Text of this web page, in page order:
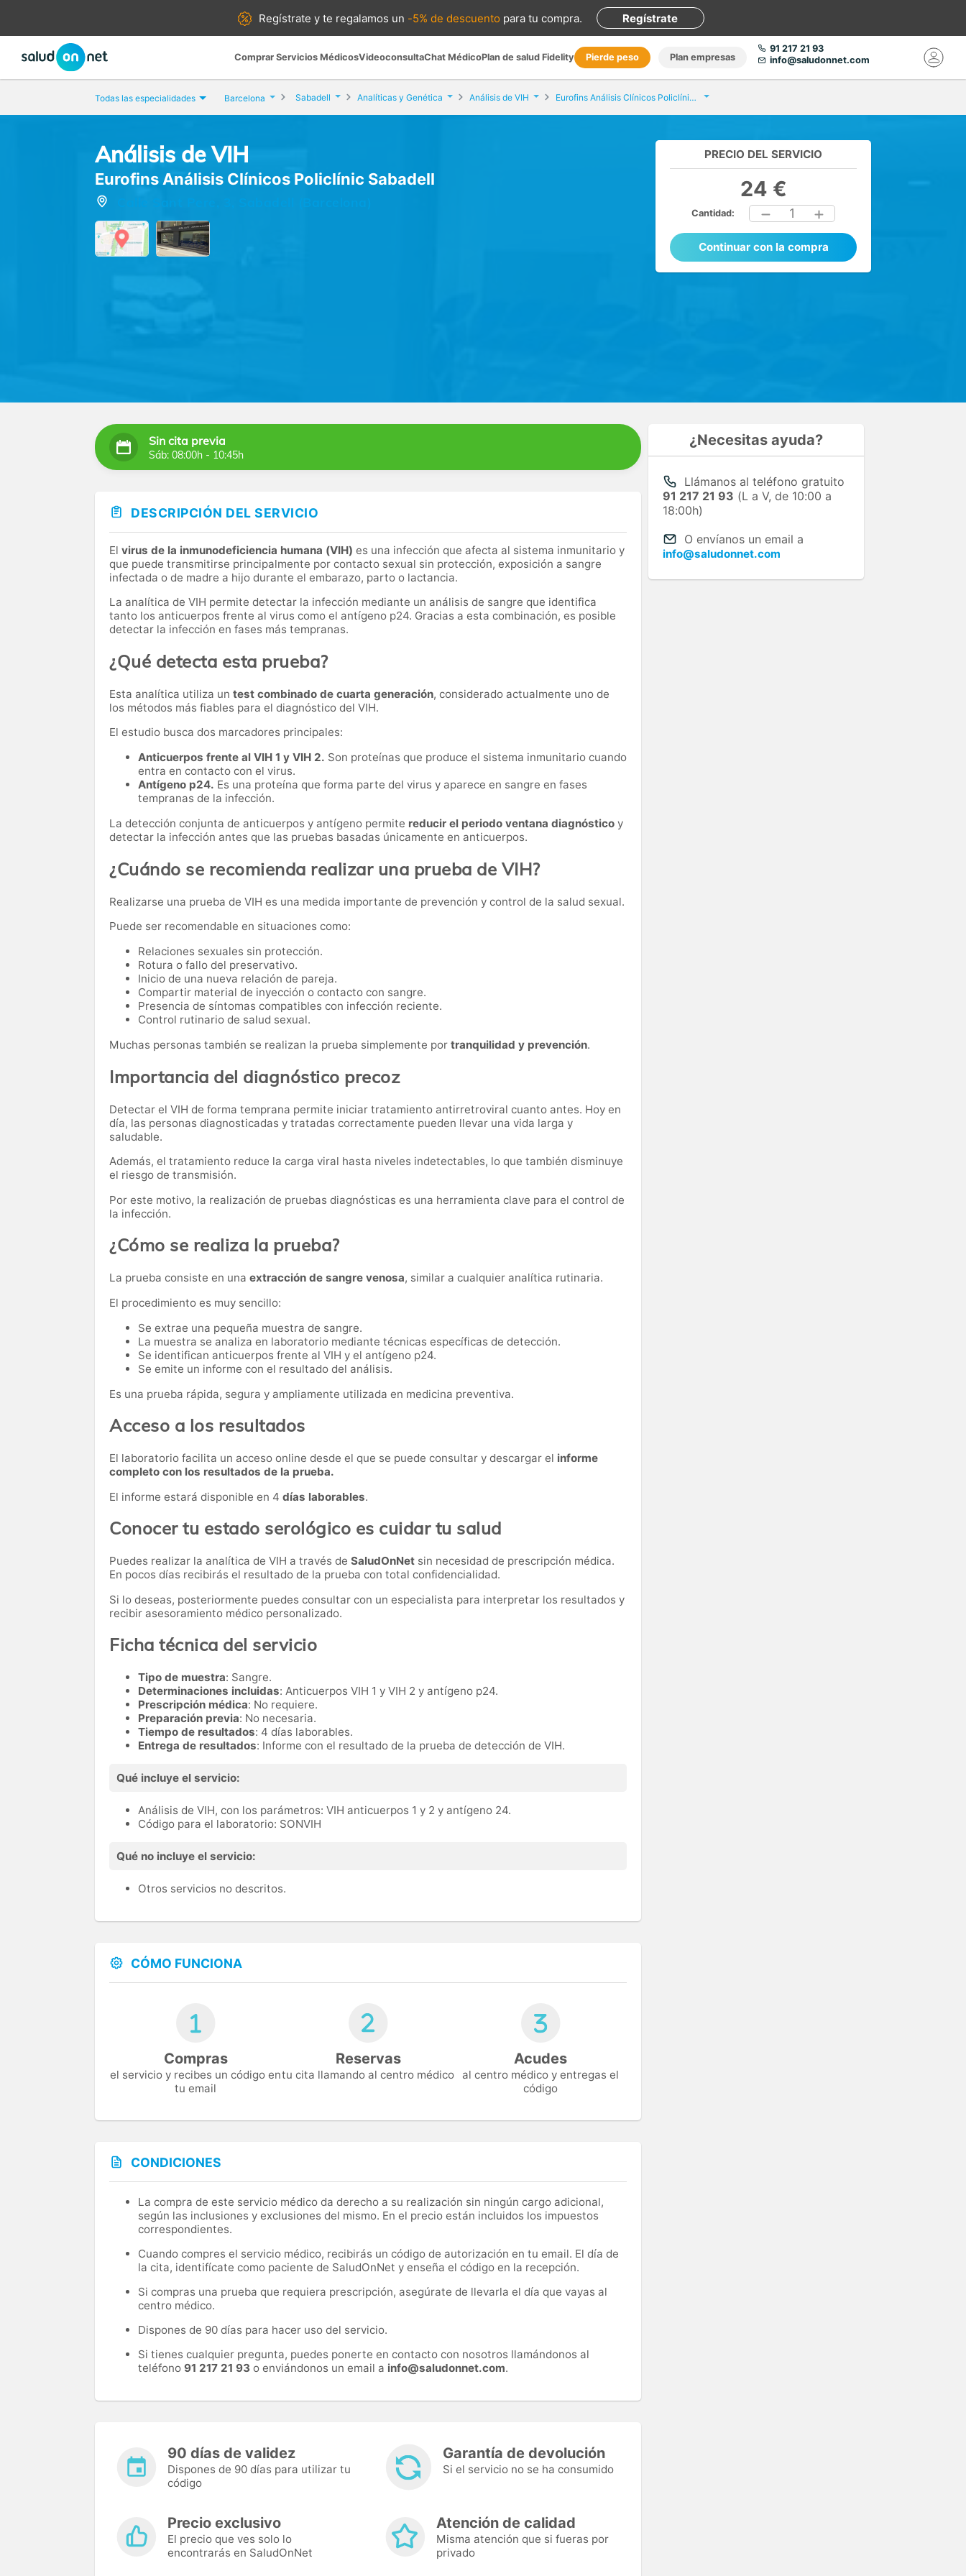
Regístrate yte regalamos un -5% de descuento para tu compra. Regístrate
Comprar Servicios MédicosVideoconsultaChat MédicoPlan de salud Fidelity Pierde peso Plan empresas
91 217 21 93
info@saludonnet.com
Todas las especialidades Barcelona Sabadell Analíticas y Genética Análisis de VIH Eurofins Análisis Clínicos Policlínic Sabadell
Análisis de VIH
Eurofins Análisis Clínicos Policlínic Sabadell
PRECIO DEL SERVICIO
24 €
Cantidad: 1
Continuar con la compra
Sin cita previa
Sáb: 08:00h - 10:45h
DESCRIPCIÓN DEL SERVICIO
El virus de la inmunodeficiencia humana (VIH) es una infección que afecta al sistema inmunitario y
que puede transmitirse principalmente por contacto sexual sin protección, exposición a sangre
infectada o de madre a hijo durante el embarazo, parto o lactancia.
La analítica de VIH permite detectar la infección mediante un análisis de sangre que identifica
tanto los anticuerpos frente al virus como el antígeno p24. Gracias a esta combinación, es posible
detectar la infección en fases más tempranas.
¿Qué detecta esta prueba?
Esta analítica utiliza un test combinado de cuarta generación, considerado actualmente uno de
los métodos más fiables para el diagnóstico del VIH.
El estudio busca dos marcadores principales:
Anticuerpos frente al VIH 1 y VIH 2. Son proteínas que produce el sistema inmunitario cuando
entra en contacto con el virus.
Antígeno p24. Es una proteína que forma parte del virus y aparece en sangre en fases
tempranas de la infección.
La detección conjunta de anticuerpos y antígeno permite reducir el periodo ventana diagnóstico y
detectar la infección antes que las pruebas basadas únicamente en anticuerpos.
¿Cuándo se recomienda realizar una prueba de VIH?
Realizarse una prueba de VIH es una medida importante de prevención y control de la salud sexual.
Puede ser recomendable en situaciones como:
Relaciones sexuales sin protección.
Rotura o fallo del preservativo.
Inicio de una nueva relación de pareja.
Compartir material de inyección o contacto con sangre.
Presencia de síntomas compatibles con infección reciente.
Control rutinario de salud sexual.
Muchas personas también se realizan la prueba simplemente por tranquilidad y prevención.
Importancia del diagnóstico precoz
Detectar el VIH de forma temprana permite iniciar tratamiento antirretroviral cuanto antes. Hoy en
día, las personas diagnosticadas y tratadas correctamente pueden llevar una vida larga y
saludable.
Además, el tratamiento reduce la carga viral hasta niveles indetectables, lo que también disminuye
el riesgo de transmisión.
Por este motivo, la realización de pruebas diagnósticas es una herramienta clave para el control de
la infección.
¿Cómo se realiza la prueba?
La prueba consiste en una extracción de sangre venosa, similar a cualquier analítica rutinaria.
El procedimiento es muy sencillo:
Se extrae una pequeña muestra de sangre.
La muestra se analiza en laboratorio mediante técnicas específicas de detección.
Se identifican anticuerpos frente al VIH y el antígeno p24.
Se emite un informe con el resultado del análisis.
Es una prueba rápida, segura y ampliamente utilizada en medicina preventiva.
Acceso a los resultados
El laboratorio facilita un acceso online desde el que se puede consultar y descargar el informe
completo con los resultados de la prueba.
El informe estará disponible en 4 días laborables.
Conocer tu estado serológico es cuidar tu salud
Puedes realizar la analítica de VIH a través de SaludOnNet sin necesidad de prescripción médica.
En pocos días recibirás el resultado de la prueba con total confidencialidad.
Si lo deseas, posteriormente puedes consultar con un especialista para interpretar los resultados y
recibir asesoramiento médico personalizado.
Ficha técnica del servicio
Tipo de muestra: Sangre.
Determinaciones incluidas: Anticuerpos VIH 1 y VIH 2 y antígeno p24.
Prescripción médica: No requiere.
Preparación previa: No necesaria.
Tiempo de resultados: 4 días laborables.
Entrega de resultados: Informe con el resultado de la prueba de detección de VIH.
Qué incluye el servicio:
Análisis de VIH, con los parámetros: VIH anticuerpos 1 y 2 y antígeno 24.
Código para el laboratorio: SONVIH
Qué no incluye el servicio:
Otros servicios no descritos.
CÓMO FUNCIONA
Compras
el servicio y recibes un código en
tu email
Reservas
tu cita llamando al centro médico
Acudes
al centro médico y entregas el
código
CONDICIONES
La compra de este servicio médico da derecho a su realización sin ningún cargo adicional,
según las inclusiones y exclusiones del mismo. En el precio están incluidos los impuestos
correspondientes.
Cuando compres el servicio médico, recibirás un código de autorización en tu email. El día de
la cita, identifícate como paciente de SaludOnNet y enseña el código en la recepción.
Si compras una prueba que requiera prescripción, asegúrate de llevarla el día que vayas al
centro médico.
Dispones de 90 días para hacer uso del servicio.
Si tienes cualquier pregunta, puedes ponerte en contacto con nosotros llamándonos al
teléfono 91 217 21 93 o enviándonos un email a info@saludonnet.com.
90 días de validez
Dispones de 90 días para utilizar tu
código
Garantía de devolución
Si el servicio no se ha consumido
Precio exclusivo
El precio que ves solo lo
encontrarás en SaludOnNet
Atención de calidad
Misma atención que si fueras por
privado
¿Necesitas ayuda?
Llámanos al teléfono gratuito
91 217 21 93 (L a V, de 10:00 a
18:00h)
O envíanos un email a
info@saludonnet.com